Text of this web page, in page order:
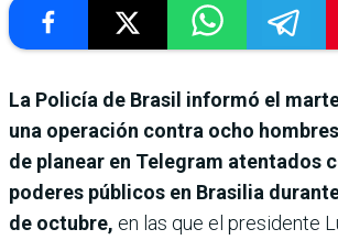
La Policía de Brasil informó el
una operación contra ocho
de planear en Telegram atentados
poderes públicos en Brasilia
de octubre, en las que el presidente